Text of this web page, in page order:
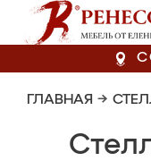
ГЛАВНАЯ →